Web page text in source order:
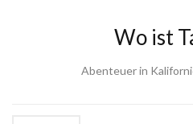
Wo ist
Abenteuer in